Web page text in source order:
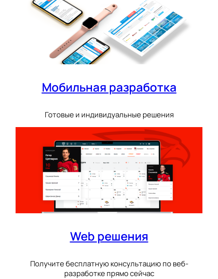
Мобильная разработка
Готовые и индивидуальные решения
Web решения
Получите бесплатную консультацию по веб-
разработке прямо сейчас